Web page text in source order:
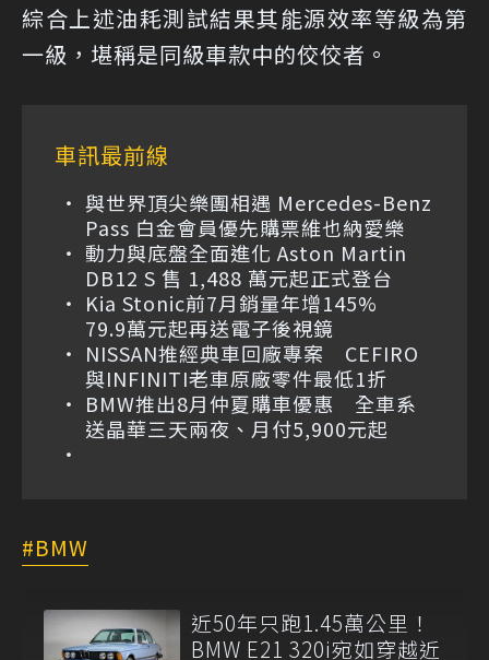
綜合上述油耗測試結果其能源效率等級為第
一級，堪稱是同級車款中的佼佼者。
車訊最前線
與世界頂尖樂團相遇 Mercedes-Benz
Pass 白金會員優先購票維也納愛樂
動力與底盤全面進化 Aston Martin
DB12 S 售 1,488 萬元起正式登台
Kia Stonic前7月銷量年增145%
79.9萬元起再送電子後視鏡
NISSAN推經典車回廠專案 CEFIRO
與INFINITI老車原廠零件最低1折
BMW推出8月仲夏購車優惠 全車系
送晶華三天兩夜、月付5,900元起
BMW
近50年只跑1.45萬公里！
BMW E21 320i宛如穿越近